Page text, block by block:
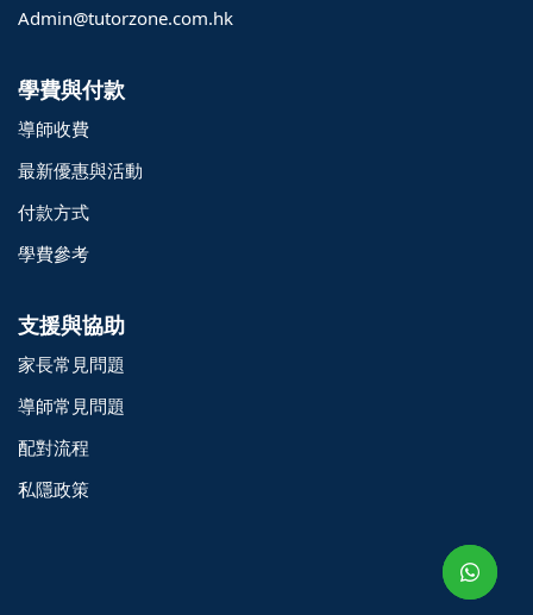
Admin@tutorzone.com.hk
學費與付款
導師收費
最新優惠與活動
付款方式
學費參考
支援與協助
家長常見問題
導師常見問題
配對流程
私隱政策